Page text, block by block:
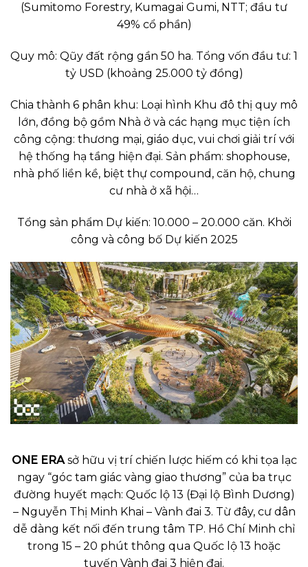
(Sumitomo Forestry, Kumagai Gumi, NTT; đầu tư
49% cổ phần)
Quy mô: Qũy đất rộng gần 50 ha. Tổng vốn đầu tư: 1
tỷ USD (khoảng 25.000 tỷ đồng)
Chia thành 6 phân khu: Loại hình Khu đô thị quy mô
lớn, đồng bộ gồm Nhà ở và các hạng mục tiện ích
công cộng: thương mại, giáo dục, vui chơi giải trí với
hệ thống hạ tầng hiện đại. Sản phẩm: shophouse,
nhà phố liền kề, biệt thự compound, căn hộ, chung
cư nhà ở xã hội…
Tổng sản phẩm Dự kiến: 10.000 – 20.000 căn. Khởi
công và công bố Dự kiến 2025
ONE ERAsở hữu vị trí chiến lược hiếm có khi tọa lạc
ngay “góc tam giác vàng giao thương” của ba trục
đường huyết mạch: Quốc lộ 13 (Đại lộ Bình Dương)
– Nguyễn Thị Minh Khai – Vành đai 3. Từ đây, cư dân
dễ dàng kết nối đến trung tâm TP. Hồ Chí Minh chỉ
trong 15 – 20 phút thông qua Quốc lộ 13 hoặc
tuyến Vành đai 3 hiện đại.